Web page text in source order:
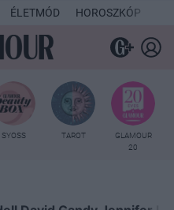
ÉLETMÓD HOROSZKÓP
SYOSS TAROT
GLAMOUR
20